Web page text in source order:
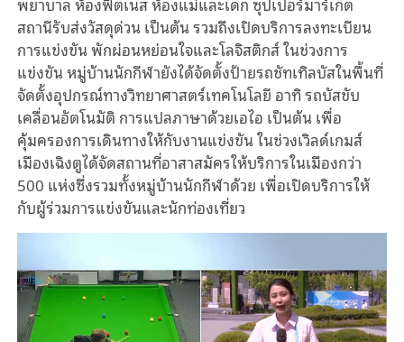
สถานีรับส่งวัสดุด่วน เป็นต้น รวมถึงเปิดบริการลงทะเบียน
การแข่งขัน พักผ่อนหย่อนใจและโลจิสติกส์ ในช่วงการ
แข่งขัน หมู่บ้านนักกีฬายังได้จัดตั้งป้ายรถชัทเทิลบัสในพื้นที่
จัดตั้งอุปกรณ์ทางวิทยาศาสตร์เทคโนโลยี อาทิ รถบัสขับ
เคลื่อนอัตโนมัติ การแปลภาษาด้วยเอไอ เป็นต้น เพื่อ
คุ้มครองการเดินทางให้กับงานแข่งขัน ในช่วงเวิลด์เกมส์
เมืองเฉิงตูได้จัดสถานที่อาสาสมัครให้บริการในเมืองกว่า
500 แห่งซึ่งรวมทั้งหมู่บ้านนักกีฬาด้วย เพื่อเปิดบริการให้
กับผู้ร่วมการแข่งขันและนักท่องเที่ยว